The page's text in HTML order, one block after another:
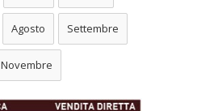
Agosto Settembre
Novembre